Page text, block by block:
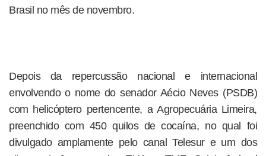
Brasil no mês de novembro.
Depois da repercussão nacional e internacional
envolvendo o nome do senador Aécio Neves (PSDB)
com helicóptero pertencente, a Agropecuária Limeira,
preenchido com 450 quilos de cocaína, no qual foi
divulgado amplamente pelo canal Telesur e um dos